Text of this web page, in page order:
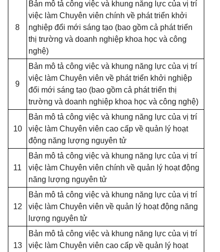
8
Bản mô tả công việc và khung năng lực của vị trí
việc làm Chuyên viên chính về phát triển khởi
nghiệp đổi mới sáng tạo (bao gồm cả phát triển
thị trường và doanh nghiệp khoa học và công
nghệ)
9
Bản mô tả công việc và khung năng lực của vị trí
việc làm Chuyên viên về phát triển khởi nghiệp
đổi mới sáng tạo (bao gồm cả phát triển thị
trường và doanh nghiệp khoa học và công nghệ)
10
Bản mô tả công việc và khung năng lực của vị trí
việc làm Chuyên viên cao cấp về quản lý hoạt
động năng lượng nguyên tử
11
Bản mô tả công việc và khung năng lực của vị trí
việc làm Chuyên viên chính về quản lý hoạt động
năng lượng nguyên tử
12
Bản mô tả công việc và khung năng lực của vị trí
việc làm Chuyên viên về quản lý hoạt động năng
lượng nguyên tử
13
Bản mô tả công việc và khung năng lực của vị trí
việc làm Chuyên viên cao cấp về quản lý hoạt